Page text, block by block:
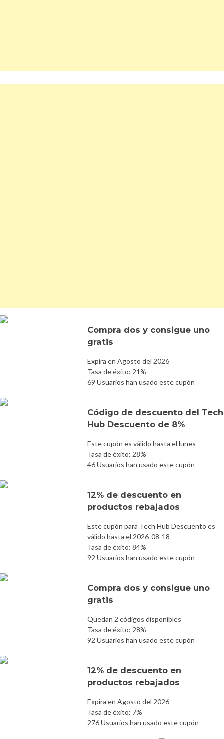
Compra dos y consigue uno
gratis
Expira en Agosto del 2026
Tasa de éxito: 21%
69 Usuarios han usado este cupón
Código de descuento del Tech
Hub Descuento de 8%
Este cupón es válido hasta el lunes
Tasa de éxito: 28%
46 Usuarios han usado este cupón
12% de descuento en
productos rebajados
Este cupón para Tech Hub Descuento es
válido hasta el 2026-08-18
Tasa de éxito: 84%
92 Usuarios han usado este cupón
Compra dos y consigue uno
gratis
Quedan 2 códigos disponibles
Tasa de éxito: 28%
92 Usuarios han usado este cupón
12% de descuento en
productos rebajados
Expira en Agosto del 2026
Tasa de éxito: 7%
276 Usuarios han usado este cupón